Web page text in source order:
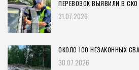
ПЕРЕВОЗОК ВЫЯВИЛИ В СКО
31.07.2026
ОКОЛО 100 НЕЗАКОННЫХ
30.07.2026